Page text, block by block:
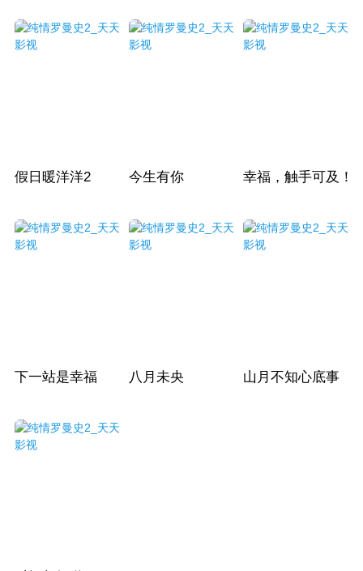
假日暖洋洋2 今生有你 幸福，触手可及！
下一站是幸福 八月未央 山月不知心底事